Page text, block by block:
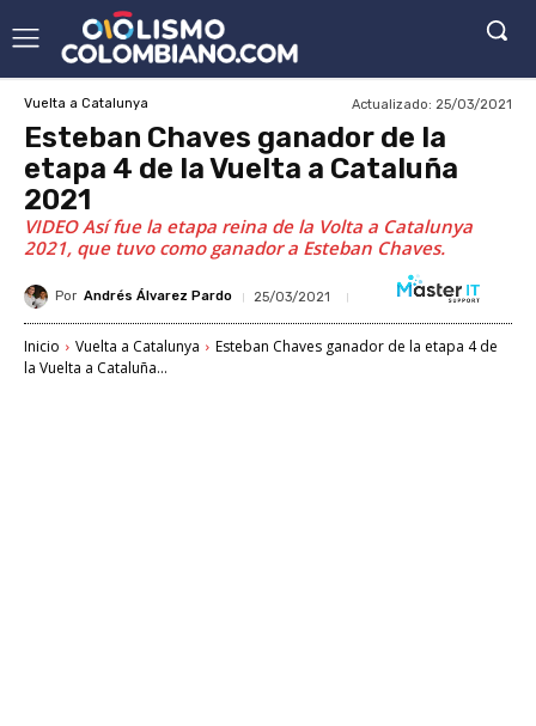
Vuelta a Catalunya Actualizado: 25/03/2021
Esteban Chaves ganador de la
etapa 4 de la Vuelta a Cataluña
2021
VIDEO Así fue la etapa reina de la Volta a Catalunya
2021, que tuvo como ganador a Esteban Chaves.
Por Andrés Álvarez Pardo 25/03/2021
Inicio Vuelta a Catalunya
Esteban Chaves ganador de la etapa 4 de
la Vuelta a Cataluña...